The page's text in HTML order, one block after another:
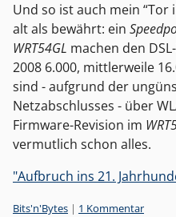
Und so ist auch mein “Tor
alt als bewährt: ein
WRT54GL machen den
2008 6.000, mittlerweile
sind - aufgrund der
Netzabschlusses - über
Firmware-Revision im
vermutlich schon alles.
"Aufbruch ins 21.
Kategorien:
Bits'n'Bytes | 1 Kommentar